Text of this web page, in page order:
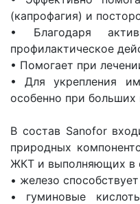
(капрофагия) и
• Благодаря
профилактическое
• Помогает при
• Для укрепления
особенно при больших
В состав Sanofor
природных
ЖКТ и выполняющих в
• железо
• гуминовые